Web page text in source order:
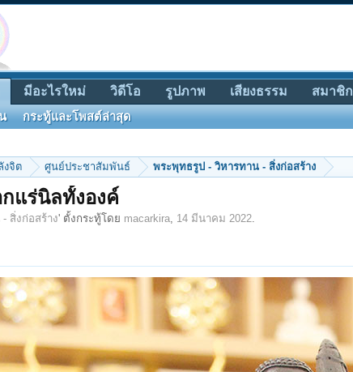
งจิต ศูนย์ประชาสัมพันธ์ พระพุทธรูป - วิหารทาน - สิ่งก่อสร้าง
แร่นิลทั้งองค์
สิ่งก่อสร้าง' ตั้งกระทู้โดย macarkira, 14 มีนาคม 2022.
กระทู้และโพสต์ล่าสุด
มีอะไรใหม่ วิดีโอ รูปภาพ เสียงธรรม สมาชิก